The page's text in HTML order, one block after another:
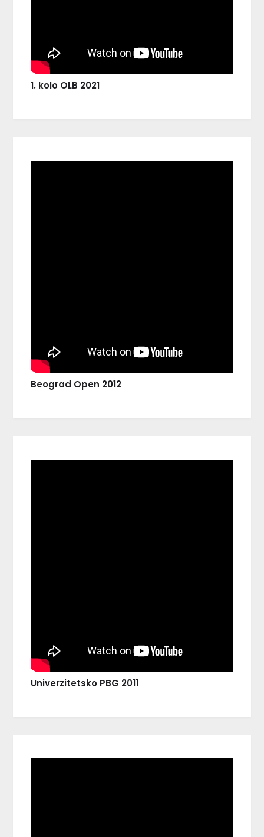
1. kolo OLB 2021
Beograd Open 2012
Univerzitetsko PBG 2011